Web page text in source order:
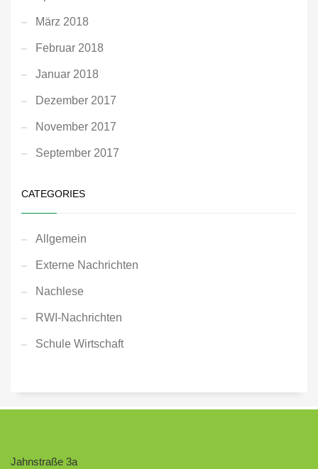
März 2018
Februar 2018
Januar 2018
Dezember 2017
November 2017
September 2017
CATEGORIES
Allgemein
Externe Nachrichten
Nachlese
RWI-Nachrichten
Schule Wirtschaft
Jahnstraße 3a